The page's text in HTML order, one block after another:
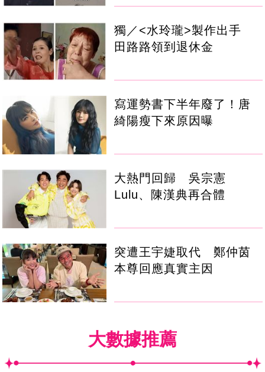
獨／<水玲瓏>製作出手
田路路領到退休金
寫運勢書下半年廢了！唐
綺陽瘦下來原因曝
大熱門回歸 吳宗憲
Lulu、陳漢典再合體
突遭王宇婕取代 鄭仲茵
本尊回應真實主因
大數據推薦